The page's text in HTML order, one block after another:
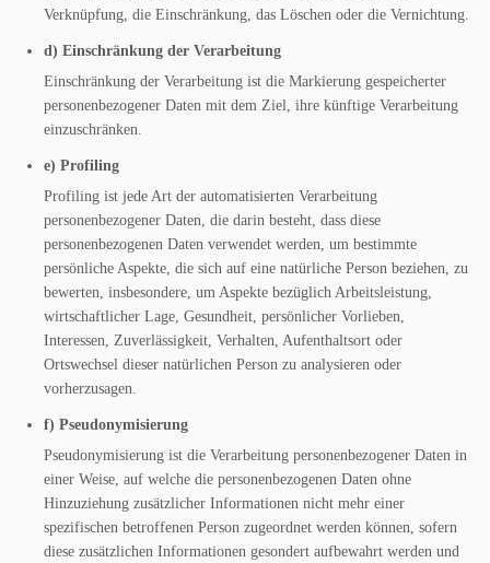
Verknüpfung, die Einschränkung, das Löschen oder die Vernichtung.
d) Einschränkung der Verarbeitung
Einschränkung der Verarbeitung ist die Markierung gespeicherter
personenbezogener Daten mit dem Ziel, ihre künftige Verarbeitung
einzuschränken.
e) Profiling
Profiling ist jede Art der automatisierten Verarbeitung
personenbezogener Daten, die darin besteht, dass diese
personenbezogenen Daten verwendet werden, um bestimmte
persönliche Aspekte, die sich auf eine natürliche Person beziehen, zu
bewerten, insbesondere, um Aspekte bezüglich Arbeitsleistung,
wirtschaftlicher Lage, Gesundheit, persönlicher Vorlieben,
Interessen, Zuverlässigkeit, Verhalten, Aufenthaltsort oder
Ortswechsel dieser natürlichen Person zu analysieren oder
vorherzusagen.
f) Pseudonymisierung
Pseudonymisierung ist die Verarbeitung personenbezogener Daten in
einer Weise, auf welche die personenbezogenen Daten ohne
Hinzuziehung zusätzlicher Informationen nicht mehr einer
spezifischen betroffenen Person zugeordnet werden können, sofern
diese zusätzlichen Informationen gesondert aufbewahrt werden und